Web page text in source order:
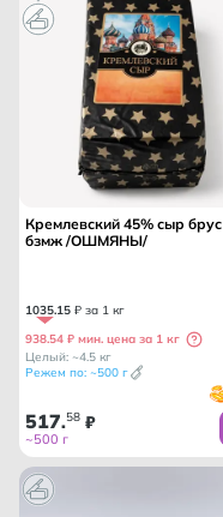
Кремлевский 45% сыр брус
бзмж /ОШМЯНЫ/
1035.15 ₽ за 1 кг
938.54 ₽ мин. цена за 1 кг
Целый: ~4.5 кг
Режем по: ~500 г
517.58 ₽
~500 г